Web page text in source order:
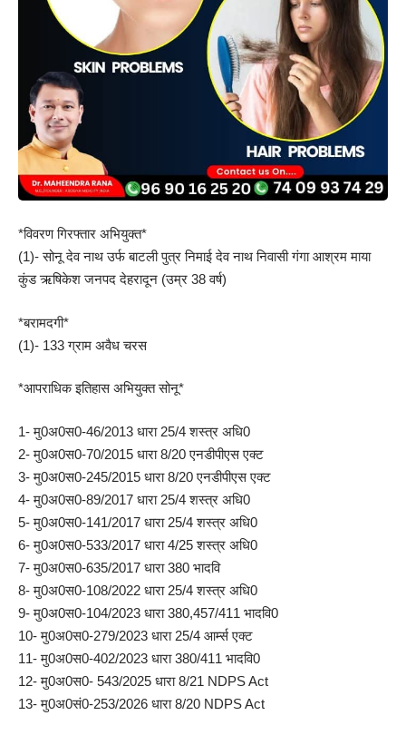
*विवरण गिरफ्तार अभियुक्त*
(1)- सोनू देव नाथ उर्फ बाटली पुत्र निमाई देव नाथ निवासी गंगा आश्रम माया
कुंड ऋषिकेश जनपद देहरादून (उम्र 38 वर्ष)
*बरामदगी*
(1)- 133 ग्राम अवैध चरस
*आपराधिक इतिहास अभियुक्त सोनू*
1- मु0अ0स0-46/2013 धारा 25/4 शस्त्र अधि0
2- मु0अ0स0-70/2015 धारा 8/20 एनडीपीएस एक्ट
3- मु0अ0स0-245/2015 धारा 8/20 एनडीपीएस एक्ट
4- मु0अ0स0-89/2017 धारा 25/4 शस्त्र अधि0
5- मु0अ0स0-141/2017 धारा 25/4 शस्त्र अधि0
6- मु0अ0स0-533/2017 धारा 4/25 शस्त्र अधि0
7- मु0अ0स0-635/2017 धारा 380 भादवि
8- मु0अ0स0-108/2022 धारा 25/4 शस्त्र अधि0
9- मु0अ0स0-104/2023 धारा 380,457/411 भादवि0
10- मु0अ0स0-279/2023 धारा 25/4 आर्म्स एक्ट
11- मु0अ0स0-402/2023 धारा 380/411 भादवि0
12- मु0अ0स0- 543/2025 धारा 8/21 NDPS Act
13- मु0अ0सं0-253/2026 धारा 8/20 NDPS Act